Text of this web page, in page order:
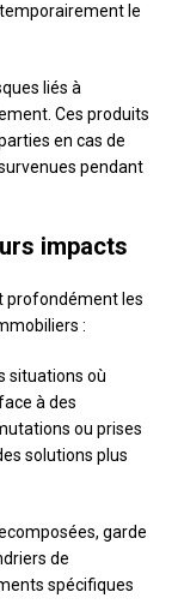
le
liés à
Ces produits
en cas de
pendant
impacts
profondément les
:
situations où
à des
ou prises
solutions plus
garde
de
spécifiques